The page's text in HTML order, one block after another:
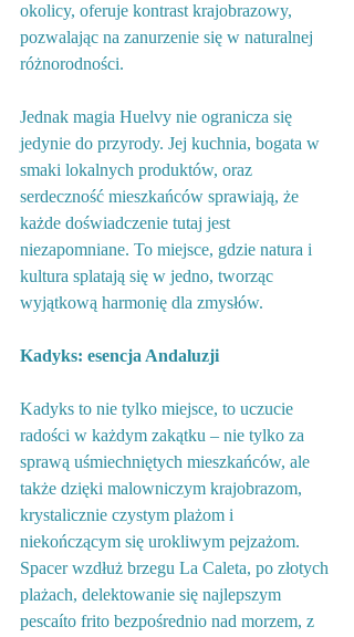
okolicy, oferuje kontrast krajobrazowy,
pozwalając na zanurzenie się w naturalnej
różnorodności.
Jednak magia Huelvy nie ogranicza się
jedynie do przyrody. Jej kuchnia, bogata w
smaki lokalnych produktów, oraz
serdeczność mieszkańców sprawiają, że
każde doświadczenie tutaj jest
niezapomniane. To miejsce, gdzie natura i
kultura splatają się w jedno, tworząc
wyjątkową harmonię dla zmysłów.
Kadyks: esencja Andaluzji
Kadyks to nie tylko miejsce, to uczucie
radości w każdym zakątku – nie tylko za
sprawą uśmiechniętych mieszkańców, ale
także dzięki malowniczym krajobrazom,
krystalicznie czystym plażom i
niekończącym się urokliwym pejzażom.
Spacer wzdłuż brzegu La Caleta, po złotych
plażach, delektowanie się najlepszym
pescaíto frito bezpośrednio nad morzem, z